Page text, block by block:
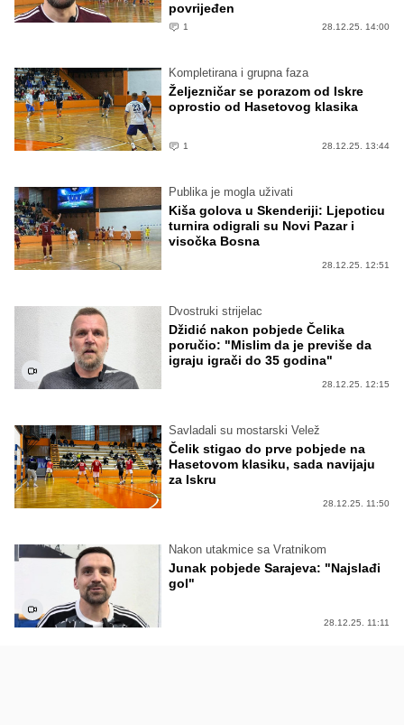
povrijeđen
1 28.12.25. 14:00
Kompletirana i grupna faza
Željezničar se porazom od Iskre
oprostio od Hasetovog klasika
1 28.12.25. 13:44
Publika je mogla uživati
Kiša golova u Skenderiji: Ljepoticu
turnira odigrali su Novi Pazar i
visočka Bosna
28.12.25. 12:51
Dvostruki strijelac
Džidić nakon pobjede Čelika
poručio: "Mislim da je previše da
igraju igrači do 35 godina"
28.12.25. 12:15
Savladali su mostarski Velež
Čelik stigao do prve pobjede na
Hasetovom klasiku, sada navijaju
za Iskru
28.12.25. 11:50
Nakon utakmice sa Vratnikom
Junak pobjede Sarajeva: "Najslađi
gol"
28.12.25. 11:11